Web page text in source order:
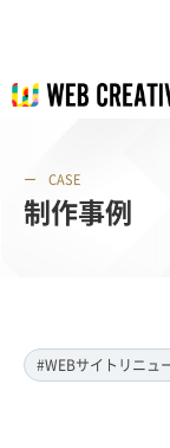
CASE
制作事例
#WEBサイトリニュ